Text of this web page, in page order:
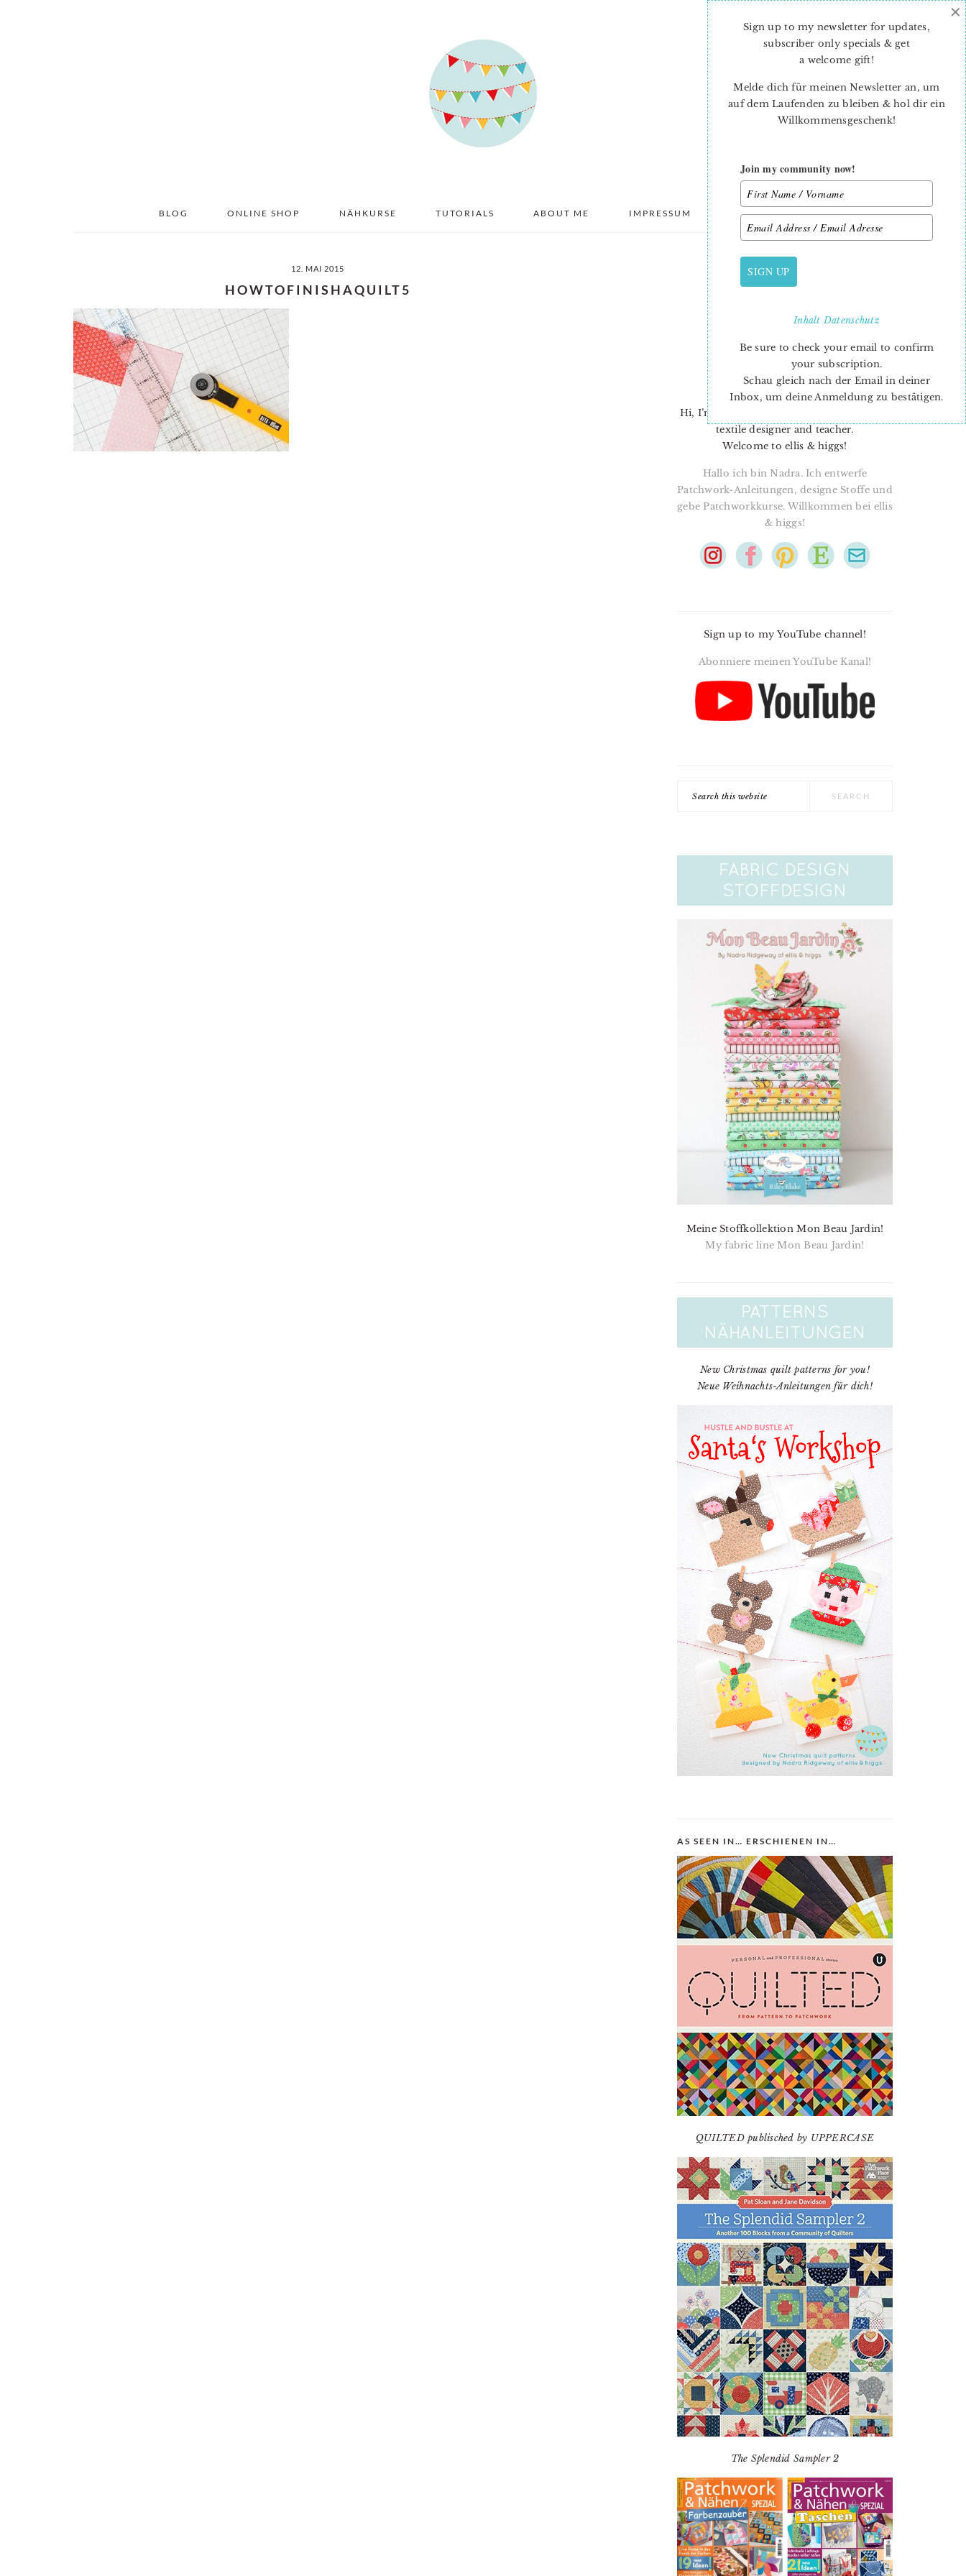
BLOG ONLINE SHOP NÄHKURSE TUTORIALS ABOUT ME IMPRESSUM DATENSCHUTZ
12. MAI 2015
HOWTOFINISHAQUILT5
PRIMARY
SIDEBAR
Hi, I’m Nadra. I’m a quilt pattern designer,
textile designer and teacher.
Welcome to ellis & higgs!
Hallo ich bin Nadra. Ich entwerfe
Patchwork-Anleitungen, designe Stoffe und
gebe Patchworkkurse. Willkommen bei ellis
& higgs!
Sign up to my YouTube channel!
Abonniere meinen YouTube Kanal!
Meine Stoffkollektion Mon Beau Jardin!
My fabric line Mon Beau Jardin!
New Christmas quilt patterns for you!
Neue Weihnachts-Anleitungen für dich!
AS SEEN IN… ERSCHIENEN IN…
QUILTED publisched by UPPERCASE
The Splendid Sampler 2
Sign up to my newsletter for updates,
subscriber only specials & get
a welcome gift!
Melde dich für meinen Newsletter an, um
auf dem Laufenden zu bleiben & hol dir ein
Willkommensgeschenk!
Join my community now!
SIGN UP
InhaltDatenschutz
Be sure to check your email to confirm
your subscription.
Schau gleich nach der Email in deiner
Inbox, um deine Anmeldung zu bestätigen.
×